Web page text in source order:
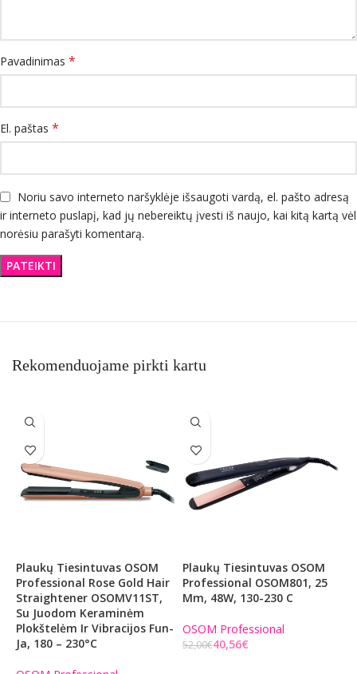
Pavadinimas *
El. paštas *
Noriu savo interneto naršyklėje išsaugoti vardą, el. pašto adresą
ir interneto puslapį, kad jų nebereiktų įvesti iš naujo, kai kitą kartą vėl
norėsiu parašyti komentarą.
Rekomenduojame pirkti kartu
Plaukų Tiesintuvas OSOM
Professional Rose Gold Hair
Straightener OSOMV11ST,
Su Juodom Keraminėm
Plokštelėm Ir Vibracijos Fun-
Ja, 180 – 230°C
Plaukų Tiesintuvas OSOM
Professional OSOM801, 25
Mm, 48W, 130-230 C
OSOM Professional
52,00€40,56€